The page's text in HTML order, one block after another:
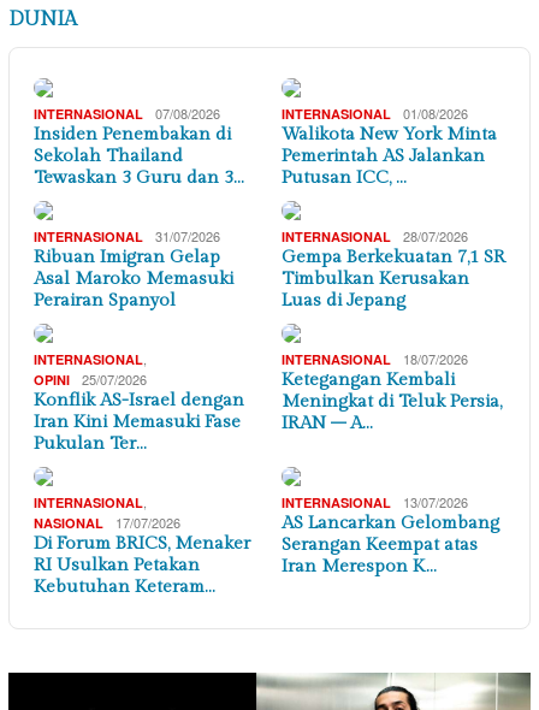
DUNIA
INTERNASIONAL 07/08/2026
Insiden Penembakan di
Sekolah Thailand
Tewaskan 3 Guru dan 3…
INTERNASIONAL 01/08/2026
Walikota New York Minta
Pemerintah AS Jalankan
Putusan ICC, …
INTERNASIONAL 31/07/2026
Ribuan Imigran Gelap
Asal Maroko Memasuki
Perairan Spanyol
INTERNASIONAL 28/07/2026
Gempa Berkekuatan 7,1 SR
Timbulkan Kerusakan
Luas di Jepang
INTERNASIONAL
OPINI 25/07/2026
Konflik AS-Israel dengan
Iran Kini Memasuki Fase
Pukulan Ter…
INTERNASIONAL 18/07/2026
Ketegangan Kembali
Meningkat di Teluk Persia,
IRAN – A…
INTERNASIONAL
NASIONAL 17/07/2026
Di Forum BRICS, Menaker
RI Usulkan Petakan
Kebutuhan Keteram…
INTERNASIONAL 13/07/2026
AS Lancarkan Gelombang
Serangan Keempat atas
Iran Merespon K…